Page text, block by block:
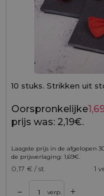
10 stuks. Strikken uit
Oorspronkelijke
prijs was: 2,19€.
Laagste prijs in de afgelopen
de prijsverlaging: 1,69€.
0,17 € / st. 1
– verp. +
Toevoegen